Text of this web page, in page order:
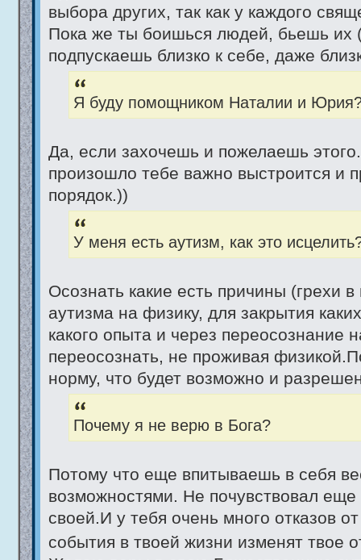
выбора других, так как у каждого
Пока же ты боишься людей, бьешь их
подпускаешь близко к себе, даже
Я буду помощником Наталии и
Да, если захочешь и пожелаешь
произошло тебе важно выстроится и
порядок.))
У меня есть аутизм, как это
Осознать какие есть причины (грехи
аутизма на физику, для закрытия
какого опыта и через переосознание
переосознать, не проживая
норму, что будет возможно и
Почему я не верю в Бога?
Потому что еще впитываешь в себя
возможностями. Не почувствовал еще
своей.И у тебя очень много отказов
события в твоей жизни изменят твое